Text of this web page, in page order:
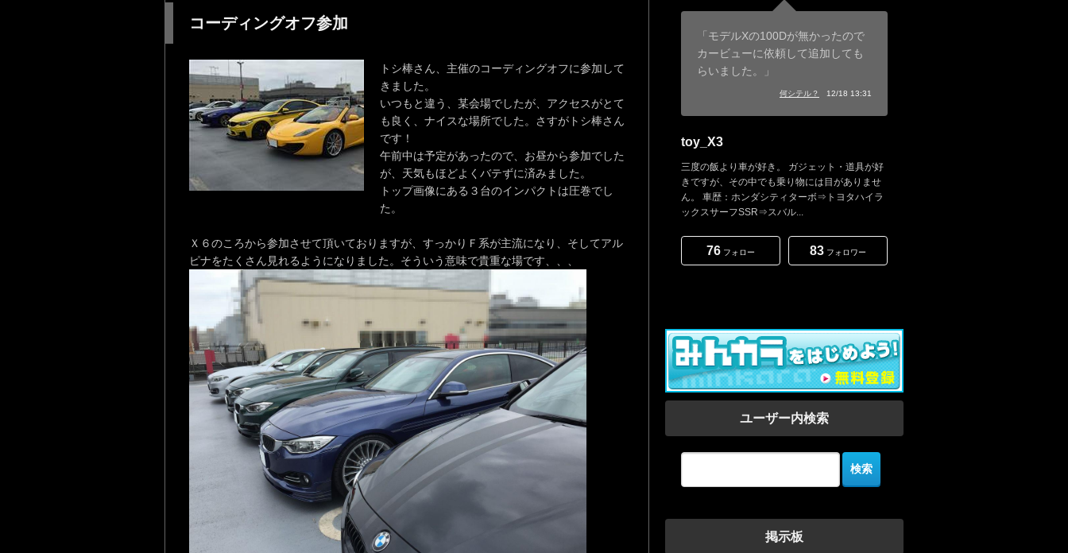
コーディングオフ参加
トシ棒さん、主催のコーディングオフに参加して
きました。
いつもと違う、某会場でしたが、アクセスがとて
も良く、ナイスな場所でした。さすがトシ棒さん
です！
午前中は予定があったので、お昼から参加でした
が、天気もほどよくバテずに済みました。
トップ画像にある３台のインパクトは圧巻でし
た。
Ｘ６のころから参加させて頂いておりますが、すっかりＦ系が主流になり、そしてアル
ピナをたくさん見れるようになりました。そういう意味で貴重な場です、、、
「モデルXの100Dが無かったので
カービューに依頼して追加しても
らいました。」
何シテル？ 12/18 13:31
toy_X3
三度の飯より車が好き。 ガジェット・道具が好
きですが、その中でも乗り物には目がありませ
ん。 車歴：ホンダシティターボ⇒トヨタハイラ
ックスサーフSSR⇒スバル...
76 フォロー 83 フォロワー
ユーザー内検索
掲示板